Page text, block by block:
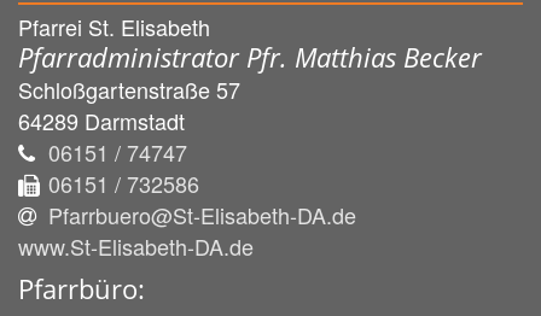
Pfarrei St. Elisabeth
Pfarradministrator Pfr. Matthias Becker
Schloßgartenstraße 57
64289 Darmstadt
06151 / 74747
06151 / 732586
Pfarrbuero@St-Elisabeth-DA.de
www.St-Elisabeth-DA.de
Pfarrbüro: